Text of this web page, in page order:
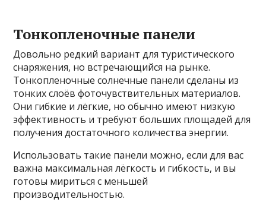
Тонкопленочные панели
Довольно редкий вариант для туристического
снаряжения, но встречающийся на рынке.
Тонкопленочные солнечные панели сделаны из
тонких слоёв фоточувствительных материалов.
Они гибкие и лёгкие, но обычно имеют низкую
эффективность и требуют больших площадей для
получения достаточного количества энергии.
Использовать такие панели можно, если для вас
важна максимальная лёгкость и гибкость, и вы
готовы мириться с меньшей
производительностью.